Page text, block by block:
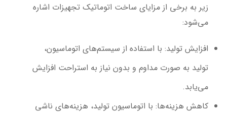
زیر به برخی از مزایای ساخت اتوماتیک تجهیزات اشاره
می‌شود:
افزایش تولید: با استفاده از سیستم‌های اتوماسیون،
تولید به صورت مداوم و بدون نیاز به استراحت افزایش
می‌یابد.
کاهش هزینه‌ها: با اتوماسیون تولید، هزینه‌های ناشی